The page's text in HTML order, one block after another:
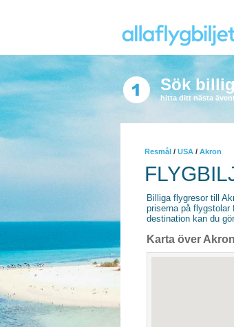
Sök
hitta ditt nästa
Resmål / USA / Akron
Billiga flygresor till
priserna på flygstolar
destination kan du
Karta över Akron